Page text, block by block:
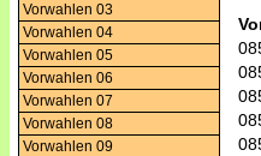
Vorwahlen 03
Vorwahlen 04
Vorwahlen 05
Vorwahlen 06
Vorwahlen 07
Vorwahlen 08
Vorwahlen 09